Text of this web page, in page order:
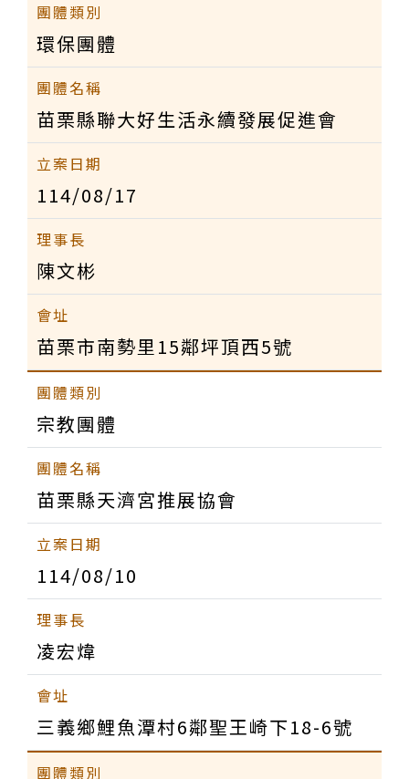
環保團體
苗栗縣聯大好生活永續發展促進會
114/08/17
陳文彬
苗栗市南勢里15鄰坪頂西5號
宗教團體
苗栗縣天濟宮推展協會
114/08/10
凌宏煒
三義鄉鯉魚潭村6鄰聖王崎下18-6號